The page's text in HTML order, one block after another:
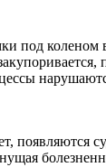
под коленом
появляются